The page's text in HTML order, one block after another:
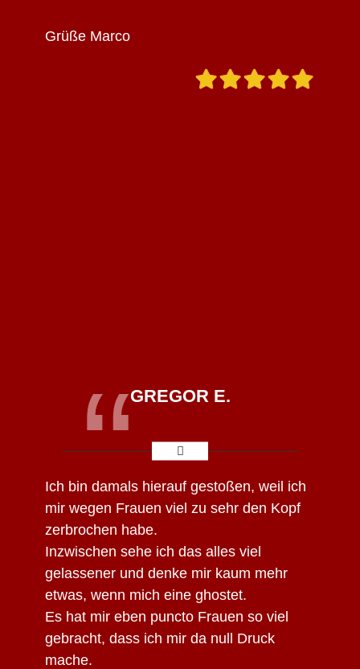
Grüße Marco
GREGOR E.
“
Ich bin damals hierauf gestoßen, weil ich
mir wegen Frauen viel zu sehr den Kopf
zerbrochen habe.
Inzwischen sehe ich das alles viel
gelassener und denke mir kaum mehr
etwas, wenn mich eine ghostet.
Es hat mir eben puncto Frauen so viel
gebracht, dass ich mir da null Druck
mache.